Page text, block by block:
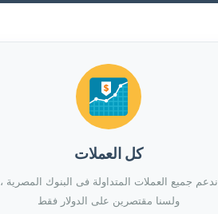
كل العملات
ندعم جميع العملات المتداولة فى البنوك المصرية ،
ولسنا مقتصرين على الدولار فقط